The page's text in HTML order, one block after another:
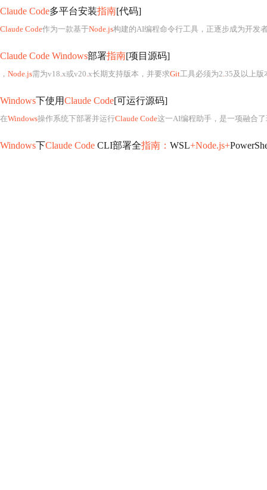
Claude Code多平台安装指南[代码]
Claude Code作为一款基于Node.js构建的AI编程命令行工具，正逐步成为开发
Claude Code Windows部署指南[项目源码]
， Node.js需为v18.x或v20.x长期支持版本，并要求Git工具必须为2.35及以上版
Windows下使用Claude Code[可运行源码]
在Windows操作系统下部署并运行Claude Code这一AI编程助手，是一项融合
Windows下Claude Code CLI部署全指南： WSL+Node.js+